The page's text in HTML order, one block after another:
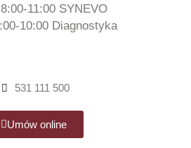
11:00 SYNEVO
10:00 Diagnostyka
531 111 500
Umów online